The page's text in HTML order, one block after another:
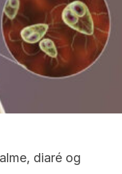
diaré og